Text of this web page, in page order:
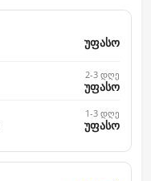
უფასო
2-3 დღე
უფასო
1-3 დღე
უფასო